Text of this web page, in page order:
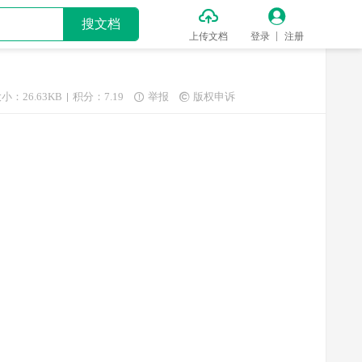
搜文档 
上传文档

登录 注册
：26.63KB 积分：7.19  举报  版权申诉